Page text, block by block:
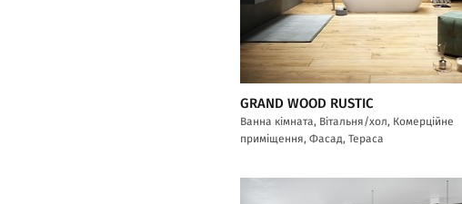
GRAND WOOD RUSTIC
Ванна кімната, Вітальня/хол, Комерційне
приміщення, Фасад, Тераса